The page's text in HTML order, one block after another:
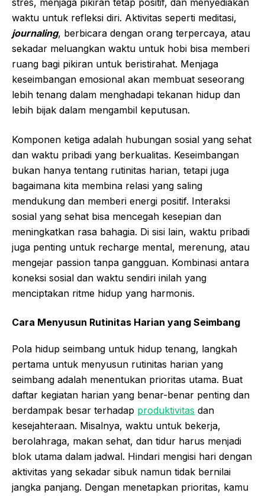
stres, menjaga pikiran tetap positif, dan menyediakan
waktu untuk refleksi diri. Aktivitas seperti meditasi,
journaling, berbicara dengan orang terpercaya, atau
sekadar meluangkan waktu untuk hobi bisa memberi
ruang bagi pikiran untuk beristirahat. Menjaga
keseimbangan emosional akan membuat seseorang
lebih tenang dalam menghadapi tekanan hidup dan
lebih bijak dalam mengambil keputusan.
Komponen ketiga adalah hubungan sosial yang sehat
dan waktu pribadi yang berkualitas. Keseimbangan
bukan hanya tentang rutinitas harian, tetapi juga
bagaimana kita membina relasi yang saling
mendukung dan memberi energi positif. Interaksi
sosial yang sehat bisa mencegah kesepian dan
meningkatkan rasa bahagia. Di sisi lain, waktu pribadi
juga penting untuk recharge mental, merenung, atau
mengejar passion tanpa gangguan. Kombinasi antara
koneksi sosial dan waktu sendiri inilah yang
menciptakan ritme hidup yang harmonis.
Cara Menyusun Rutinitas Harian yang Seimbang
Pola hidup seimbang untuk hidup tenang, langkah
pertama untuk menyusun rutinitas harian yang
seimbang adalah menentukan prioritas utama. Buat
daftar kegiatan harian yang benar-benar penting dan
berdampak besar terhadap produktivitas dan
kesejahteraan. Misalnya, waktu untuk bekerja,
berolahraga, makan sehat, dan tidur harus menjadi
blok utama dalam jadwal. Hindari mengisi hari dengan
aktivitas yang sekadar sibuk namun tidak bernilai
jangka panjang. Dengan menetapkan prioritas, kamu